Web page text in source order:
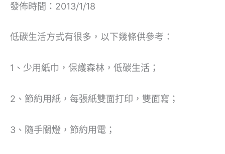
發佈時間：2013/1/18
低碳生活方式有很多，以下幾條供參考：
1、少用紙巾，保護森林，低碳生活；
2、節約用紙，每張紙雙面打印，雙面寫；
3、隨手關燈，節約用電；